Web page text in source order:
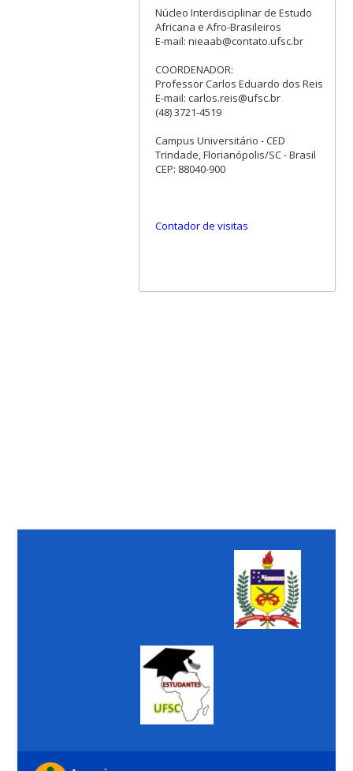
Núcleo Interdisciplinar de Estudo
Africana e Afro-Brasileiros
E-mail: nieaab@contato.ufsc.br
COORDENADOR:
Professor Carlos Eduardo dos Reis
E-mail: carlos.reis@ufsc.br
(48) 3721-4519
Campus Universitário - CED
Trindade, Florianópolis/SC - Brasil
CEP: 88040-900
Contador de visitas